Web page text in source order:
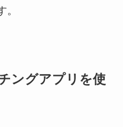
ングアプリを使